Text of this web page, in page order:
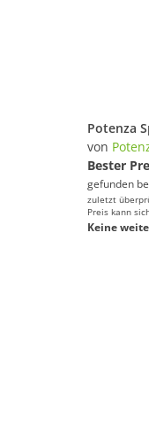
von
Bester
gefunden
zuletzt
Preis kann
Keine